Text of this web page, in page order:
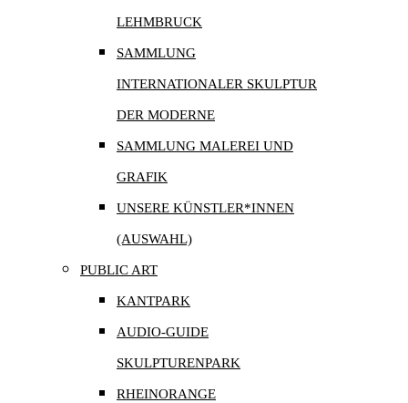
LEHMBRUCK
SAMMLUNG
INTERNATIONALER SKULPTUR
DER MODERNE
SAMMLUNG MALEREI UND
GRAFIK
UNSERE KÜNSTLER*INNEN
(AUSWAHL)
PUBLIC ART
KANTPARK
AUDIO-GUIDE
SKULPTURENPARK
RHEINORANGE